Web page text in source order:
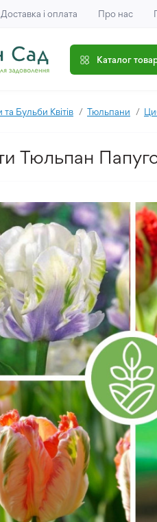
Доставка і оплата Про нас
Каталог
Бульби Квітів Тюльпани
Тюльпан